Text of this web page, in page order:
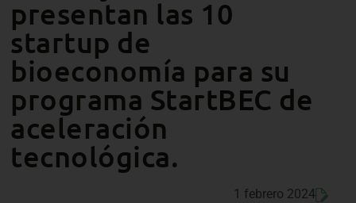
presentan las 10
startup de
bioeconomía para su
programa StartBEC de
aceleración
tecnológica.
1 febrero 2024